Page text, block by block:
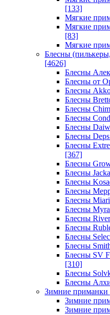
[133]
Мягкие
Мягкие
[83]
Мягкие
Блесны
[4626]
Блесны
Блесны от
Блесны
Блесны
Блесны
Блесны
Блесны
Блесны
Блесны
[367]
Блесны
Блесны
Блесны
Блесны
Блесны
Блесны
Блесны
Блесны
Блесны
Блесны
Блесны SV
[310]
Блесны
Блесны
Зимние приманки
Зимние
Зимние